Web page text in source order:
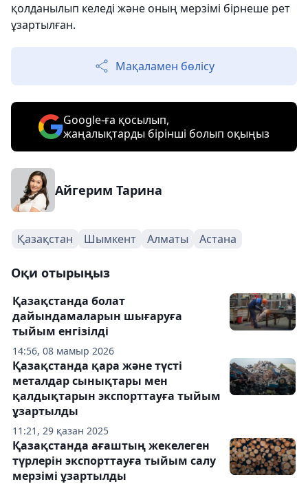
қолданылып келеді және оның мерзімі бірнеше рет
ұзартылған.
Мақаламен бөлісу
Google-ға қосылып,
жаңалықтарды бірінші болып оқыңыз
Айгерим Тарина
Қазақстан Шымкент Алматы Астана
Оқи отырыңыз
14:56, 08 мамыр 2026
Қазақстанда болат
дайындамаларын шығаруға
тыйым енгізілді
11:21, 29 қазан 2025
Қазақстанда қара және түсті
металдар сынықтары мен
қалдықтарын экспорттауға тыйым
ұзартылды
Қазақстанда ағаштың жекелеген
түрлерін экспорттауға тыйым салу
мерзімі ұзартылды